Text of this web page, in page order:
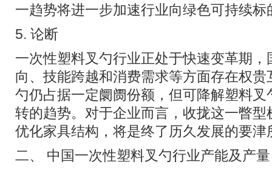
一趋势将进一步加速行业向绿色可持续标
5. 论断
一次性塑料叉勺行业正处于快速变革期
向、技能跨越和消费需求等方面存在权
勺仍占据一定阛阓份额，但可降解塑料
转的趋势。对于企业而言，收拢这一瞥
优化家具结构，将是终了历久发展的要津
二、 中国一次性塑料叉勺行业产能及产量